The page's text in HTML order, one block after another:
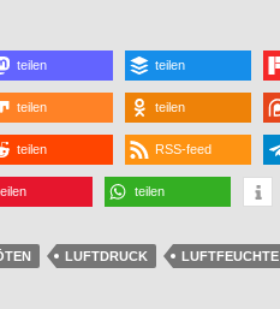
teilen teilen
teilen teilen
teilen RSS-feed
teilen
LUFTDRUCK LUFTFEUCHTE